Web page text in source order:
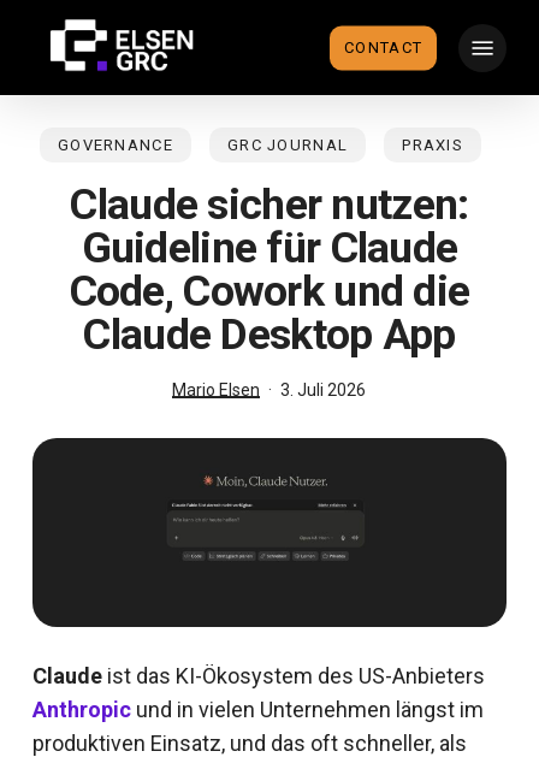
CONTACT
GOVERNANCE GRC JOURNAL PRAXIS
Claude sicher nutzen:
Guideline für Claude
Code, Cowork und die
Claude Desktop App
Mario Elsen 3. Juli 2026
Claudeist das KI-Ökosystem des US-Anbieters
Anthropicund in vielen Unternehmen längst im
produktiven Einsatz, und das oft schneller, als